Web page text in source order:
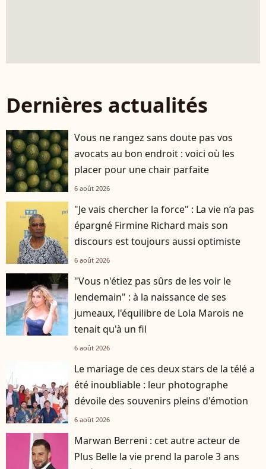
Dernières actualités
Vous ne rangez sans doute pas vos
avocats au bon endroit : voici où les
placer pour une chair parfaite
6 août 2026
"Je vais chercher la force" : La vie n’a pas
épargné Firmine Richard mais son
discours est toujours aussi optimiste
6 août 2026
"Vous n'étiez pas sûrs de les voir le
lendemain" : à la naissance de ses
jumeaux, l'équilibre de Lola Marois ne
tenait qu'à un fil
6 août 2026
Le mariage de ces deux stars de la télé a
été inoubliable : leur photographe
dévoile des souvenirs pleins d'émotion
6 août 2026
Marwan Berreni : cet autre acteur de
Plus Belle la vie prend la parole 3 ans